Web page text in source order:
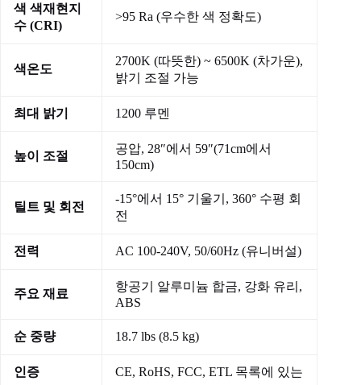
색 색재현지
수 (CRI)
>95 Ra (우수한 색 정확도)
색온도
2700K (따뜻한) ~ 6500K (차가운),
밝기 조절 가능
최대 밝기 1200 루멘
높이 조절
공압, 28″에서 59″(71cm에서
150cm)
틸트 및 회전
-15°에서 15° 기울기, 360° 수평 회
전
전력 AC 100-240V, 50/60Hz (유니버설)
주요 재료
항공기 알루미늄 합금, 강화 유리,
ABS
순 중량 18.7 lbs (8.5 kg)
인증 CE, RoHS, FCC, ETL 목록에 있는